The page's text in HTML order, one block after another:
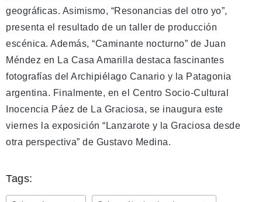
geográficas. Asimismo, “Resonancias del otro yo”,
presenta el resultado de un taller de producción
escénica. Además, “Caminante nocturno” de Juan
Méndez en La Casa Amarilla destaca fascinantes
fotografías del Archipiélago Canario y la Patagonia
argentina. Finalmente, en el Centro Socio-Cultural
Inocencia Páez de La Graciosa, se inaugura este
viernes la exposición “Lanzarote y la Graciosa desde
otra perspectiva” de Gustavo Medina.
Tags: